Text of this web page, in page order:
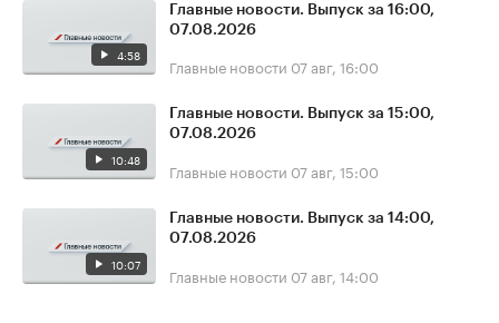
4:58
Главные новости. Выпуск за 16:00,
07.08.2026
Главные новости 07 авг, 16:00
10:48
Главные новости. Выпуск за 15:00,
07.08.2026
Главные новости 07 авг, 15:00
10:07
Главные новости. Выпуск за 14:00,
07.08.2026
Главные новости 07 авг, 14:00